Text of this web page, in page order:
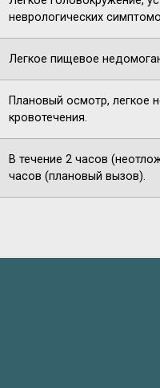
неврологических
Легкое пищевое
Плановый осмотр, легкое
кровотечения.
В течение 2 часов
часов (плановый вызов).